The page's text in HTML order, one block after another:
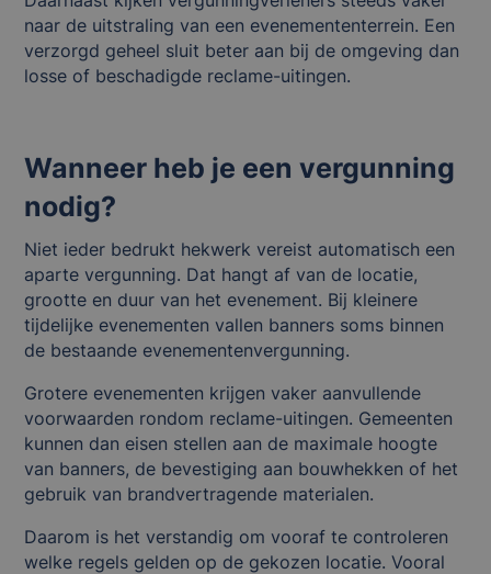
naar de uitstraling van een evenemententerrein. Een
verzorgd geheel sluit beter aan bij de omgeving dan
losse of beschadigde reclame-uitingen.
Wanneer heb je een vergunning
nodig?
Niet ieder bedrukt hekwerk vereist automatisch een
aparte vergunning. Dat hangt af van de locatie,
grootte en duur van het evenement. Bij kleinere
tijdelijke evenementen vallen banners soms binnen
de bestaande evenementenvergunning.
Grotere evenementen krijgen vaker aanvullende
voorwaarden rondom reclame-uitingen. Gemeenten
kunnen dan eisen stellen aan de maximale hoogte
van banners, de bevestiging aan bouwhekken of het
gebruik van brandvertragende materialen.
Daarom is het verstandig om vooraf te controleren
welke regels gelden op de gekozen locatie. Vooral